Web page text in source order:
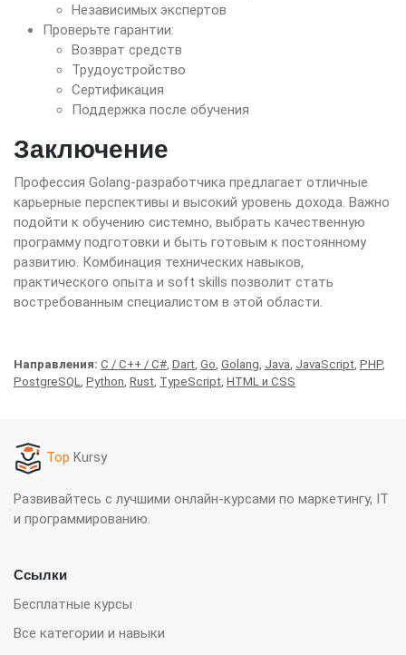
Независимых экспертов
Проверьте гарантии:
Возврат средств
Трудоустройство
Сертификация
Поддержка после обучения
Заключение
Профессия Golang-разработчика предлагает отличные
карьерные перспективы и высокий уровень дохода. Важно
подойти к обучению системно, выбрать качественную
программу подготовки и быть готовым к постоянному
развитию. Комбинация технических навыков,
практического опыта и soft skills позволит стать
востребованным специалистом в этой области.
Направления: C / C++ / C#, Dart, Go, Golang, Java, JavaScript, PHP,
PostgreSQL, Python, Rust, TypeScript, HTML и CSS
Top Kursy
Развивайтесь с лучшими онлайн-курсами по маркетингу, IT
и программированию.
Ссылки
Бесплатные курсы
Все категории и навыки